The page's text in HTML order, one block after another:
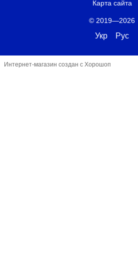
Карта сайта
© 2019—2026
Укр Рус
Интернет-магазин создан с Хорошоп